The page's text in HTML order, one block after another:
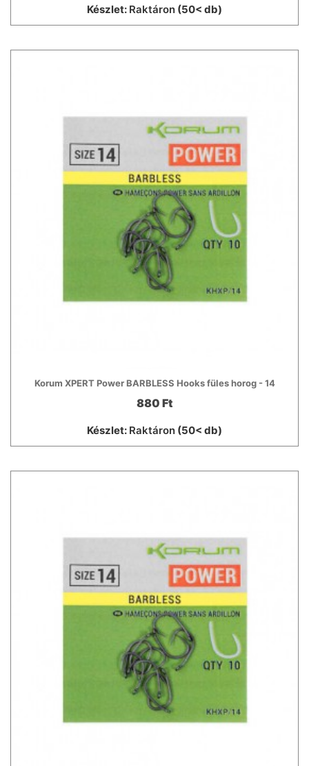
Készlet: Raktáron (50< db)
Korum XPERT Power BARBLESS Hooks füles horog - 14
880 Ft
Készlet: Raktáron (50< db)